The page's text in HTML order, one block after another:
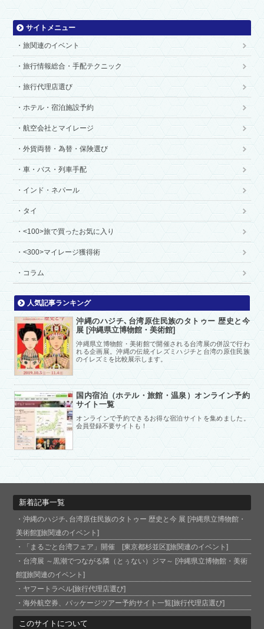
サイトメニュー
旅関連のイベント
旅行情報総合・手配テクニック
旅行代理店選び
ホテル・宿泊施設予約
航空会社とマイレージ
外貨両替・為替・保険選び
車・バス・列車手配
インド・ネパール
タイ
<100>旅で買ったお気に入り
<300>マイレージ獲得術
コラム
人気記事ランキング
沖縄のハジチ､台湾原住民族のタトゥー 歴史と今
展 [沖縄県立博物館・美術館]
沖縄県立博物館・美術館で開催される台湾展の併設で行わ
れる企画展。沖縄の伝統イレズミハジチと台湾の原住民族
のイレズミを比較展示します。
国内宿泊（ホテル・旅館・温泉）オンライン予約
サイト一覧
オンラインで予約できるお得な宿泊サイトを集めました。
会員登録不要サイトも！
新着記事一覧
沖縄のハジチ､台湾原住民族のタトゥー 歴史と今 展 [沖縄県立博物館・
美術館][旅関連のイベント]
「まるごと台湾フェア」開催 [東京都杉並区][旅関連のイベント]
台湾展 ～黒潮でつながる隣（とぅない）ジマ～ [沖縄県立博物館・美術
館][旅関連のイベント]
ヤフートラベル[旅行代理店選び]
海外航空券、パッケージツアー予約サイト一覧[旅行代理店選び]
このサイトについて